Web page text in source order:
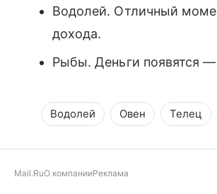
Водолей. Отличный
дохода.
Рыбы. Деньги появятся —
Водолей Овен Телец
Mail.RuО компанииРеклама